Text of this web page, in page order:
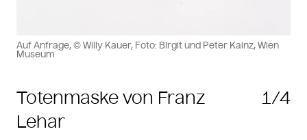
Totenmaske von Franz
Lehar
1/4
Auf Anfrage, © Willy Kauer, Foto: Birgit und Peter Kainz, Wien
Museum